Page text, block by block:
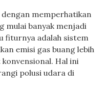
dengan memperhatikan
mulai banyak menjadi
fiturnya adalah sistem
emisi gas buang lebih
Hal ini
polusi udara di